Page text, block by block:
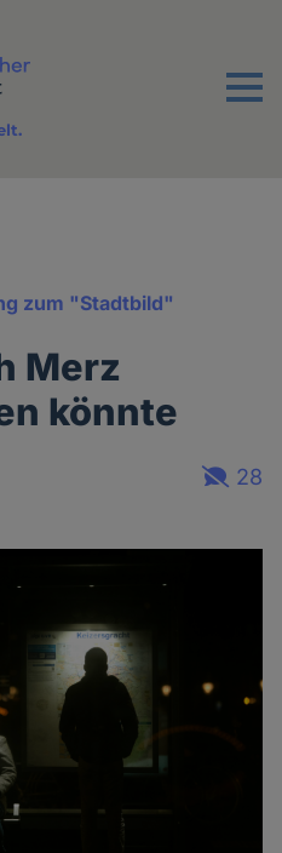
Menu
zum "Stadtbild"
Merz
könnte
28